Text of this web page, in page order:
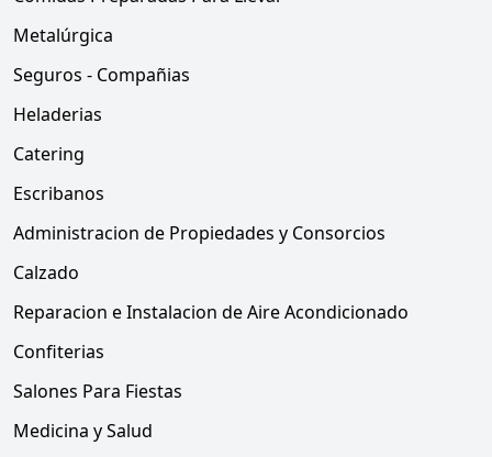
Metalúrgica
Seguros - Compañias
Heladerias
Catering
Escribanos
Administracion de Propiedades y Consorcios
Calzado
Reparacion e Instalacion de Aire Acondicionado
Confiterias
Salones Para Fiestas
Medicina y Salud